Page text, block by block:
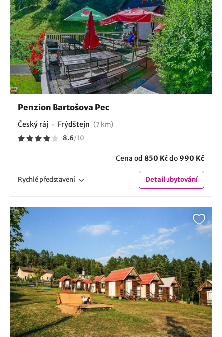
Penzion Bartošova Pec
Český ráj Frýdštejn (7 km)
8.6/10
Cena od 850 Kčdo 990 Kč
Rychlépředstavení Detailubytování